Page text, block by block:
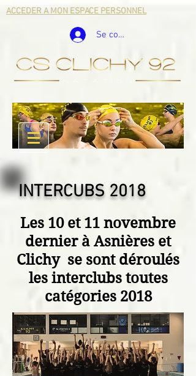
ACCEDER A MON ESPACE PERSONNEL
Se connecter
INTERCUBS 2018
Les 10 et 11 novembre
dernier à Asnières et
Clichy se sont déroulés
les interclubs toutes
catégories 2018